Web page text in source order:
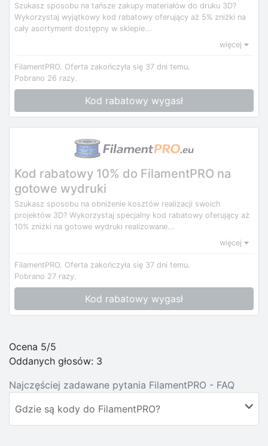
Szukasz sposobu na tańsze zakupy materiałów do druku 3D?
Wykorzystaj wyjątkowy kod rabatowy oferujący aż 5% zniżki na
cały asortyment dostępny w sklepie...
więcej
FilamentPRO. Oferta zakończyła się 37 dni temu.
Pobrano 26 razy.
Kod rabatowy wygasł
Kod rabatowy 10% do FilamentPRO na
gotowe wydruki
Szukasz sposobu na obniżenie kosztów realizacji swoich
projektów 3D? Wykorzystaj specjalny kod rabatowy oferujący aż
10% zniżki na gotowe wydruki realizowane...
więcej
FilamentPRO. Oferta zakończyła się 37 dni temu.
Pobrano 27 razy.
Kod rabatowy wygasł
Ocena 5/5
Oddanych głosów: 3
Najczęściej zadawane pytania FilamentPRO - FAQ
Gdzie są kody do FilamentPRO?